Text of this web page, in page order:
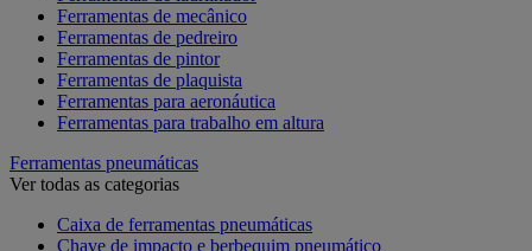
Ferramentas de mecânico
Ferramentas de pedreiro
Ferramentas de pintor
Ferramentas de plaquista
Ferramentas para aeronáutica
Ferramentas para trabalho em altura
Ferramentas pneumáticas
Ver todas as categorias
Caixa de ferramentas pneumáticas
Chave de impacto e berbequim pneumático